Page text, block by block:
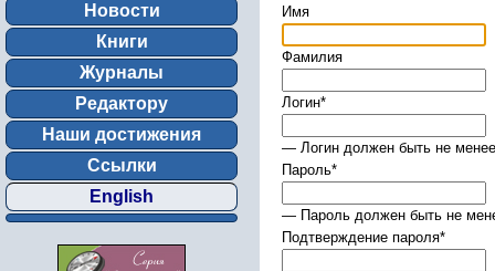
Новости
Книги
Журналы
Редактору
Наши достижения
Ссылки
English
Имя
Фамилия
Логин*
— Логин должен быть не
Пароль*
— Пароль должен быть не
Подтверждение пароля*